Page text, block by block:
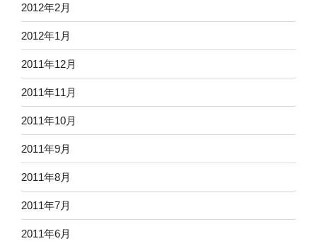
2012年2月
2012年1月
2011年12月
2011年11月
2011年10月
2011年9月
2011年8月
2011年7月
2011年6月